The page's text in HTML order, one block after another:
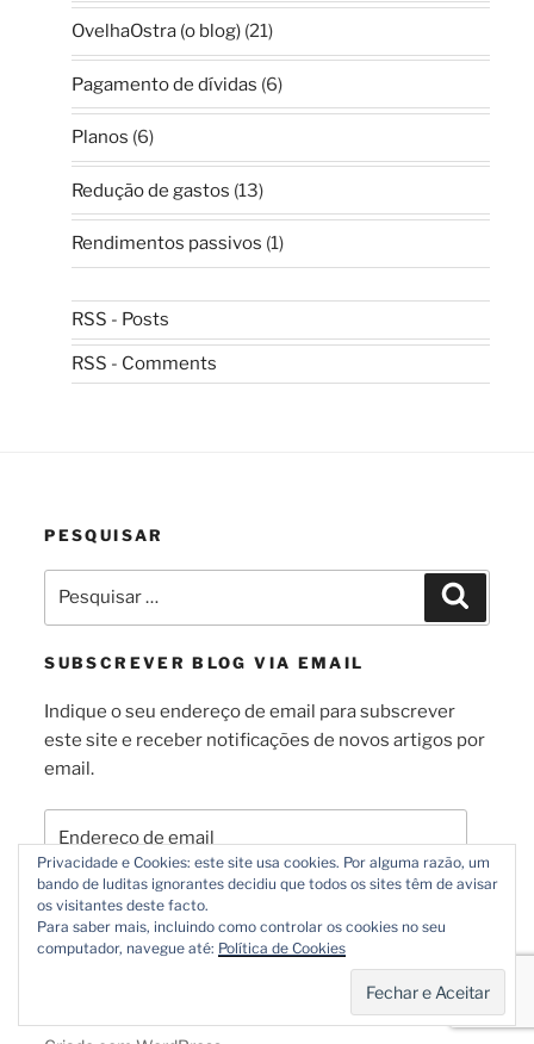
OvelhaOstra (o blog)(21)
Pagamento de dívidas (6)
Planos (6)
Redução de gastos (13)
Rendimentos passivos (1)
RSS - Posts
RSS - Comments
PESQUISAR
por:
SUBSCREVER BLOG VIA EMAIL
Indique o seu endereço de email para subscrever
este site e receber notificações de novos artigos por
email.
de
email
Subscrever
Privacidade e Cookies: este site usa cookies. Por alguma razão, um
bando de luditas ignorantes decidiu que todos os sites têm de avisar
os visitantes deste facto.
Para saber mais, incluindo como controlar os cookies no seu
computador, navegue até: Política de Cookies